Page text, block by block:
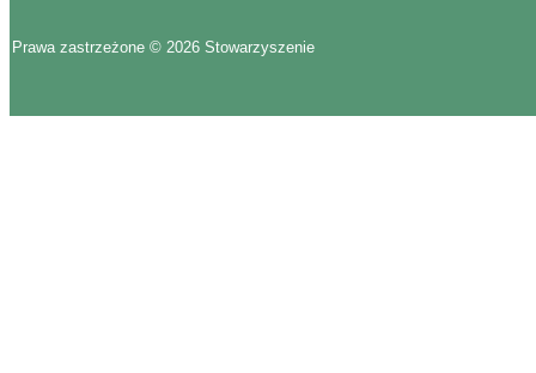
Prawa zastrzeżone © 2026 Stowarzyszenie